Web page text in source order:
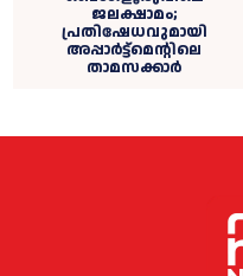
ജലക്ഷാമം;
പ്രതിഷേധവുമായി
അപ്പാര്‍ട്ട്മെന്റിലെ
താമസക്കാർ